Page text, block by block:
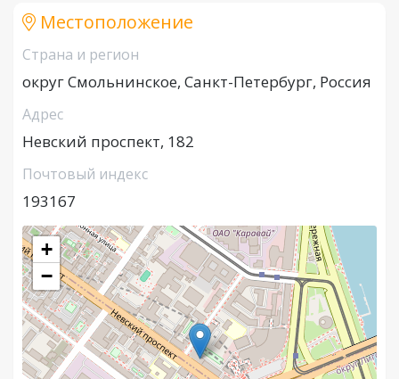
Местоположение
Страна и регион
округ Смольнинское, Санкт-Петербург, Россия
Адрес
Невский проспект, 182
Почтовый индекс
193167
+
−